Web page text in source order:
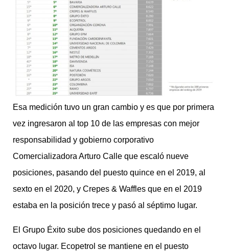
Esa medición tuvo un gran cambio y es que por primera
vez ingresaron al top 10 de las empresas con mejor
responsabilidad y gobierno corporativo
Comercializadora Arturo Calle que escaló nueve
posiciones, pasando del puesto quince en el 2019, al
sexto en el 2020, y Crepes & Waffles que en el 2019
estaba en la posición trece y pasó al séptimo lugar.
El Grupo Éxito sube dos posiciones quedando en el
octavo lugar. Ecopetrol se mantiene en el puesto